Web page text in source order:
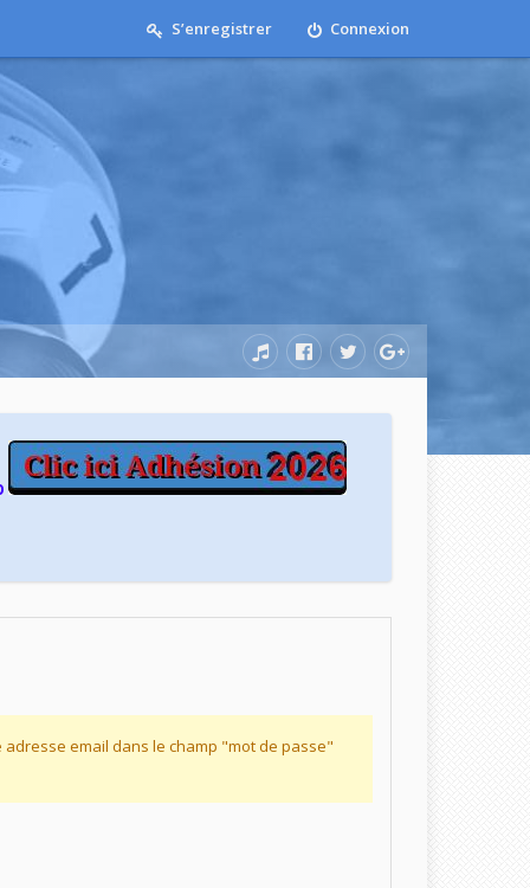
Connexion
S’enregistrer
email dans le champ "mot de passe"